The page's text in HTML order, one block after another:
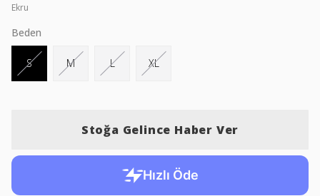
Ekru
Beden
S M L XL
Stoğa Gelince Haber Ver